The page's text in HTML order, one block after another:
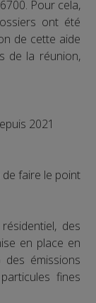
Pour cela,
ont été
de cette aide
de la réunion,
2021
faire le point
des
en place en
émissions
fines